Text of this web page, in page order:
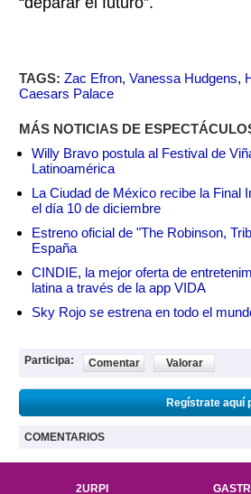
TAGS: Zac Efron, Vanessa Hudgens,
Caesars Palace
MÁS NOTICIAS DE
Willy Bravo postula al Festival de
Latinoamérica
La Ciudad de México recibe la Final
el día 10 de diciembre
Estreno oficial de "The Robinson,
España
CINDIE, la mejor oferta de
latina a través de la app VIDA
Sky Rojo se estrena en todo el
Participa: Comentar Valorar
Regístrate aquí
COMENTARIOS
2URPI